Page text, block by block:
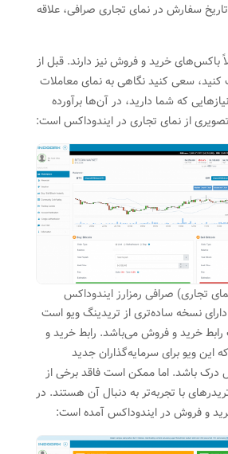
سفارش در نمای تجاری صرافی، علاقه
باکس‌های خرید و فروش نیز دارند. قبل از
کنید، سعی کنید نگاهی به نمای معاملات
که شما دارید، در آن‌ها برآورده
از نمای تجاری در ایندوداکس است:
تجاری) صرافی رمزارز ایندوداکس
نسخه ساده‌تری از تریدینگ ویو است
خرید و فروش می‌باشد. رابط خرید و
ویو برای سرمایه‌گذاران جدید
درک باشد. اما ممکن است فاقد برخی از
با تجربه‌تر به دنبال آن هستند. در
و فروش در ایندوداکس آمده است: